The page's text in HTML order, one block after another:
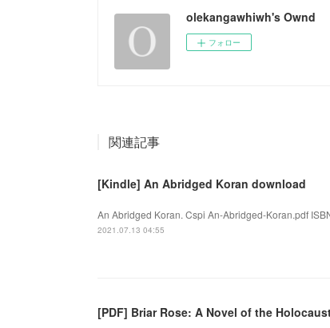
olekangawhiwh's Ownd
フォロー
関連記事
[Kindle] An Abridged Koran download
An Abridged Koran. Cspi An-Abridged-Koran.pdf
2021.07.13 04:55
[PDF] Briar Rose: A Novel of the